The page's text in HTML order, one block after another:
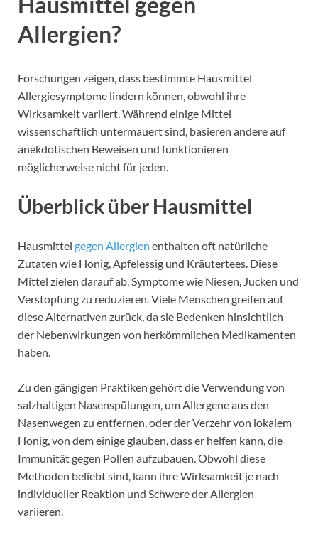
Allergien?
Forschungen zeigen, dass bestimmte Hausmittel
Allergiesymptome lindern können, obwohl ihre
Wirksamkeit variiert. Während einige Mittel
wissenschaftlich untermauert sind, basieren andere auf
anekdotischen Beweisen und funktionieren
möglicherweise nicht für jeden.
Überblick über Hausmittel
Hausmittel gegen Allergien enthalten oft natürliche
Zutaten wie Honig, Apfelessig und Kräutertees. Diese
Mittel zielen darauf ab, Symptome wie Niesen, Jucken und
Verstopfung zu reduzieren. Viele Menschen greifen auf
diese Alternativen zurück, da sie Bedenken hinsichtlich
der Nebenwirkungen von herkömmlichen Medikamenten
haben.
Zu den gängigen Praktiken gehört die Verwendung von
salzhaltigen Nasenspülungen, um Allergene aus den
Nasenwegen zu entfernen, oder der Verzehr von lokalem
Honig, von dem einige glauben, dass er helfen kann, die
Immunität gegen Pollen aufzubauen. Obwohl diese
Methoden beliebt sind, kann ihre Wirksamkeit je nach
individueller Reaktion und Schwere der Allergien
variieren.